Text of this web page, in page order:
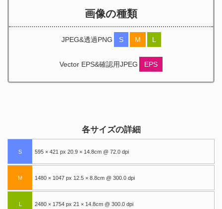
画像の種類
JPEG&透過PNG S M L
Vector EPS&確認用JPEG EPS
各サイズの詳細
S 595 × 421 px 20.9 × 14.8cm @ 72.0 dpi
M 1480 × 1047 px 12.5 × 8.8cm @ 300.0 dpi
L 2480 × 1754 px 21 × 14.8cm @ 300.0 dpi